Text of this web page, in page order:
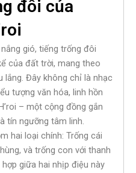
đôi của
gió, tiếng trống đôi
của đất trời, mang theo
lắng. Đây không chỉ là nhạc
tượng văn hóa, linh hồn
– một cộng đồng gắn
tín ngưỡng tâm linh.
hai loại chính: Trống cái
và trống con với thanh
giữa hai nhịp điệu này